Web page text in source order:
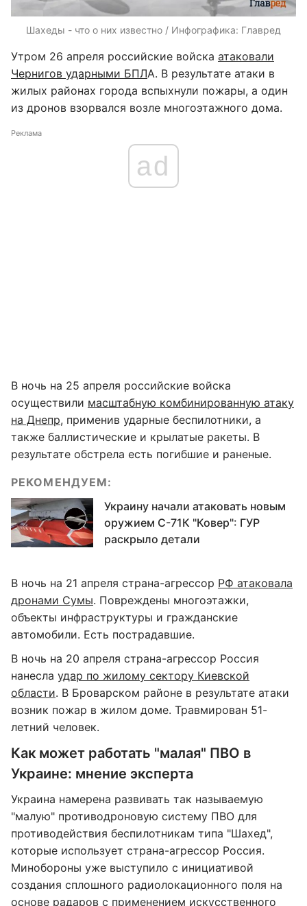
Шахеды - что о них известно / Инфографика: Главред
Утром 26 апреля российские войска атаковали
Чернигов ударными БПЛА. В результате атаки в
жилых районах города вспыхнули пожары, а один
из дронов взорвался возле многоэтажного дома.
Реклама
ad
В ночь на 25 апреля российские войска
осуществили масштабную комбинированную атаку
на Днепр, применив ударные беспилотники, а
также баллистические и крылатые ракеты. В
результате обстрела есть погибшие и раненые.
РЕКОМЕНДУЕМ:
Украину начали атаковать новым
оружием С-71К "Ковер": ГУР
раскрыло детали
В ночь на 21 апреля страна-агрессор РФ атаковала
дронами Сумы. Повреждены многоэтажки,
объекты инфраструктуры и гражданские
автомобили. Есть пострадавшие.
В ночь на 20 апреля страна-агрессор Россия
нанесла удар по жилому сектору Киевской
области. В Броварском районе в результате атаки
возник пожар в жилом доме. Травмирован 51-
летний человек.
Как может работать "малая" ПВО в
Украине: мнение эксперта
Украина намерена развивать так называемую
"малую" противодроновую систему ПВО для
противодействия беспилотникам типа "Шахед",
которые использует страна-агрессор Россия.
Минобороны уже выступило с инициативой
создания сплошного радиолокационного поля на
основе радаров с применением искусственного